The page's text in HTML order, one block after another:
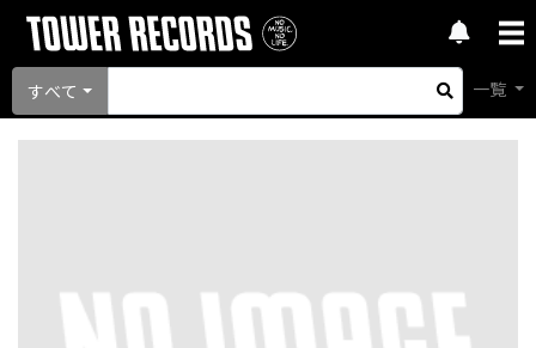
すべて 一覧